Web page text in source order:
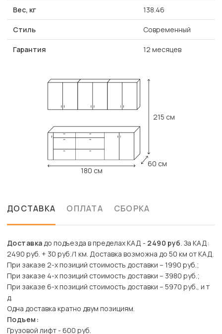
Вес, кг 138.46
Стиль Современный
Гарантия 12 месяцев
180 см
215 см
60 см
ДОСТАВКА ОПЛАТА СБОРКА
Доставкадо подъезда в пределах КАД - 2490 руб. За КАД:
2490 руб. + 30 руб./1 км. Доставка возможна до 50 км от КАД.
При заказе 2-х позиций стоимость доставки – 1990 руб.;
При заказе 4-х позиций стоимость доставки – 3980 руб.;
При заказе 6-х позиций стоимость доставки – 5970 руб., и т
д.
Одна доставка кратно двум позициям.
Подъем:
Грузовой лифт - 600 руб.